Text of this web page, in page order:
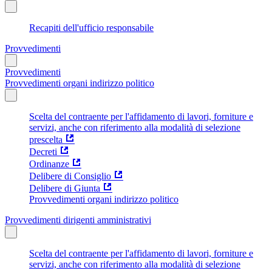
Recapiti dell'ufficio responsabile
Provvedimenti
Provvedimenti
Provvedimenti organi indirizzo politico
Scelta del contraente per l'affidamento di lavori, forniture e
servizi, anche con riferimento alla modalità di selezione
prescelta
Decreti
Ordinanze
Delibere di Consiglio
Delibere di Giunta
Provvedimenti organi indirizzo politico
Provvedimenti dirigenti amministrativi
Scelta del contraente per l'affidamento di lavori, forniture e
servizi, anche con riferimento alla modalità di selezione